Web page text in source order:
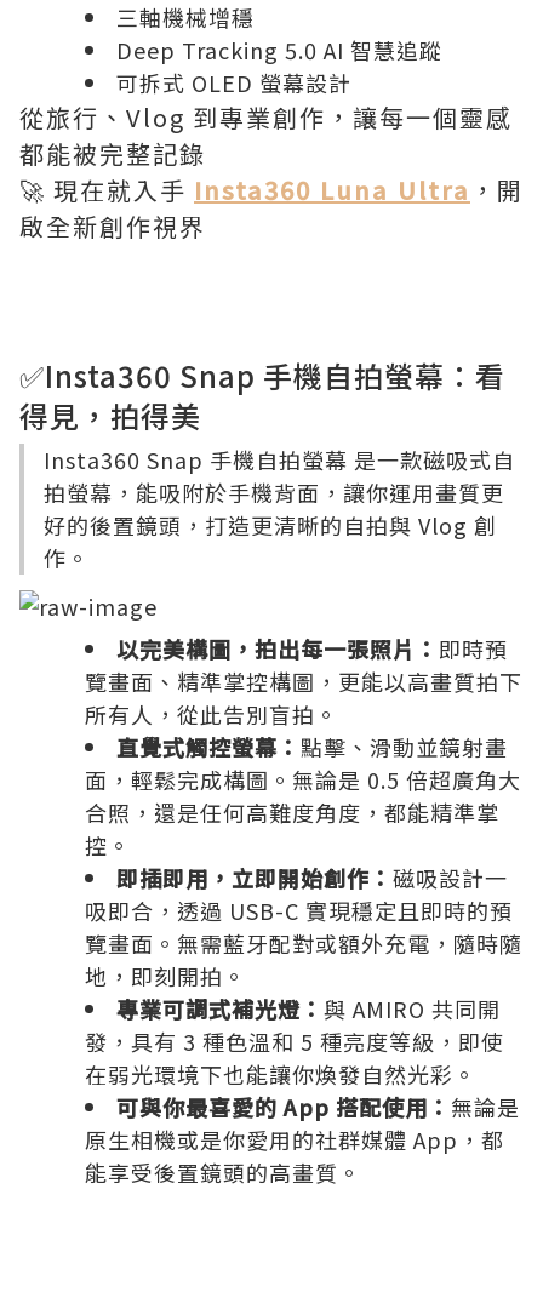
三軸機械增穩
Deep Tracking 5.0 AI 智慧追蹤
可拆式 OLED 螢幕設計
從旅行、Vlog 到專業創作，讓每一個靈感
都能被完整記錄
🚀 現在就入手 Insta360 Luna Ultra ，開
啟全新創作視界
✅Insta360 Snap 手機自拍螢幕：看
得見，拍得美
Insta360 Snap 手機自拍螢幕 是一款磁吸式自
拍螢幕，能吸附於手機背面，讓你運用畫質更
好的後置鏡頭，打造更清晰的自拍與 Vlog 創
作。
以完美構圖，拍出每一張照片： 即時預
覽畫面、精準掌控構圖，更能以高畫質拍下
所有人，從此告別盲拍。
直覺式觸控螢幕： 點擊、滑動並鏡射畫
面，輕鬆完成構圖。無論是 0.5 倍超廣角大
合照，還是任何高難度角度，都能精準掌
控。
即插即用，立即開始創作： 磁吸設計一
吸即合，透過 USB-C 實現穩定且即時的預
覽畫面。無需藍牙配對或額外充電，隨時隨
地，即刻開拍。
專業可調式補光燈： 與 AMIRO 共同開
發，具有 3 種色溫和 5 種亮度等級，即使
在弱光環境下也能讓你煥發自然光彩。
可與你最喜愛的 App 搭配使用： 無論是
原生相機或是你愛用的社群媒體 App，都
能享受後置鏡頭的高畫質。